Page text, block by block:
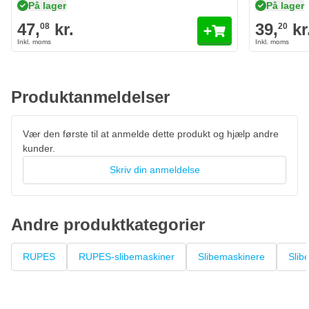
På lager
47,08 kr.
På lager
39,20
Produktanmeldelser
Vær den første til at anmelde dette produkt og hjælp andre
kunder.
Skriv din anmeldelse
Andre produktkategorier
RUPES RUPES-slibemaskiner Slibemaskinere